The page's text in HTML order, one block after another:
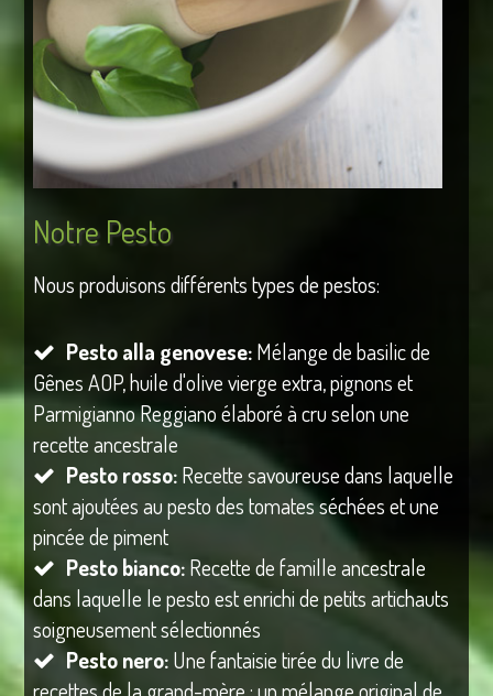
Notre Pesto
Nous produisons différents types de pestos:
Pesto alla genovese:Mélange de basilic de
Gênes AOP, huile d'olive vierge extra, pignons et
Parmigianno Reggiano élaboré à cru selon une
recette ancestrale
Pesto rosso:Recette savoureuse dans laquelle
sont ajoutées au pesto des tomates séchées et une
pincée de piment
Pesto bianco:Recette de famille ancestrale
dans laquelle le pesto est enrichi de petits artichauts
soigneusement sélectionnés
Pesto nero:Une fantaisie tirée du livre de
recettes de la grand-mère : un mélange original de